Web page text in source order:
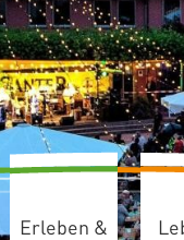
Erleben &